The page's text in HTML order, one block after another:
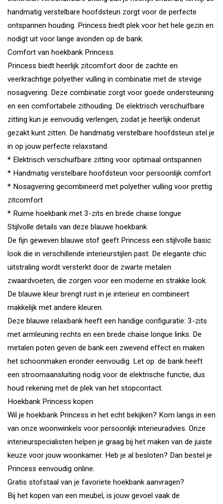
handmatig verstelbare hoofdsteun zorgt voor de perfecte
ontspannen houding. Princess biedt plek voor het hele gezin en
nodigt uit voor lange avonden op de bank.
Comfort van hoekbank Princess
Princess biedt heerlijk zitcomfort door de zachte en
veerkrachtige polyether vulling in combinatie met de stevige
nosagvering. Deze combinatie zorgt voor goede ondersteuning
en een comfortabele zithouding. De elektrisch verschuifbare
zitting kun je eenvoudig verlengen, zodat je heerlijk onderuit
gezakt kunt zitten. De handmatig verstelbare hoofdsteun stel je
in op jouw perfecte relaxstand.
* Elektrisch verschuifbare zitting voor optimaal ontspannen
* Handmatig verstelbare hoofdsteun voor persoonlijk comfort
* Nosagvering gecombineerd met polyether vulling voor prettig
zitcomfort
* Ruime hoekbank met 3-zits en brede chaise longue
Stijlvolle details van deze blauwe hoekbank
De fijn geweven blauwe stof geeft Princess een stijlvolle basic
look die in verschillende interieurstijlen past. De elegante chic
uitstraling wordt versterkt door de zwarte metalen
zwaardvoeten, die zorgen voor een moderne en strakke look.
De blauwe kleur brengt rust in je interieur en combineert
makkelijk met andere kleuren.
Deze blauwe relaxbank heeft een handige configuratie: 3-zits
met armleuning rechts en een brede chaise longue links. De
metalen poten geven de bank een zwevend effect en maken
het schoonmaken eronder eenvoudig. Let op: de bank heeft
een stroomaansluiting nodig voor de elektrische functie, dus
houd rekening met de plek van het stopcontact.
Hoekbank Princess kopen
Wil je hoekbank Princess in het echt bekijken? Kom langs in een
van onze woonwinkels voor persoonlijk interieuradvies. Onze
interieurspecialisten helpen je graag bij het maken van de juiste
keuze voor jouw woonkamer. Heb je al besloten? Dan bestel je
Princess eenvoudig online.
Gratis stofstaal van je favoriete hoekbank aanvragen?
Bij het kopen van een meubel, is jouw gevoel vaak de